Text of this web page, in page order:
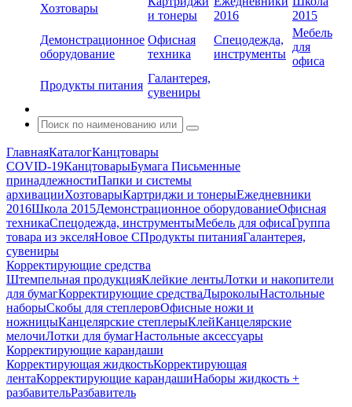
Хозтовары
и тонеры
2016
2015
Демонстрационное
оборудование
Офисная
техника
Спецодежда,
инструменты
Мебель
для
офиса
Продукты питания
Галантерея,
сувениры
ГлавнаяКаталогКанцтовары
COVID-19КанцтоварыБумага Письменные
принадлежностиПапки и системы
архивацииХозтоварыКартриджи и тонерыЕжедневники
2016Школа 2015Демонстрационное оборудованиеОфисная
техникаСпецодежда, инструментыМебель для офисаГруппа
товара из экселяНовое СПродукты питанияГалантерея,
сувениры
Корректирующие средства
Штемпельная продукцияКлейкие лентыЛотки и накопители
для бумагКорректирующие средстваДыроколыНастольные
наборыСкобы для степлеровОфисные ножи и
ножницыКанцелярские степлерыКлейКанцелярские
мелочиЛотки для бумагНастольные аксессуары
Корректирующие карандаши
Корректирующая жидкостьКорректирующая
лентаКорректирующие карандашиНаборы жидкость +
разбавительРазбавитель